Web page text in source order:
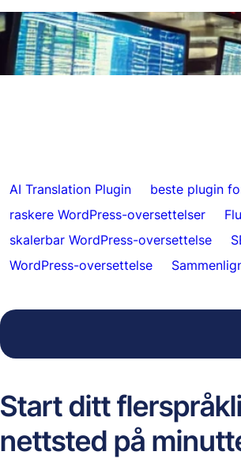
Hopp over oversettelser for spesifikt
innhold med FluentC
AI Translation Plugin beste plugin
raskere WordPress-oversettelser
skalerbar WordPress-oversettelse
WordPress-oversettelse
Start ditt
nettsted på